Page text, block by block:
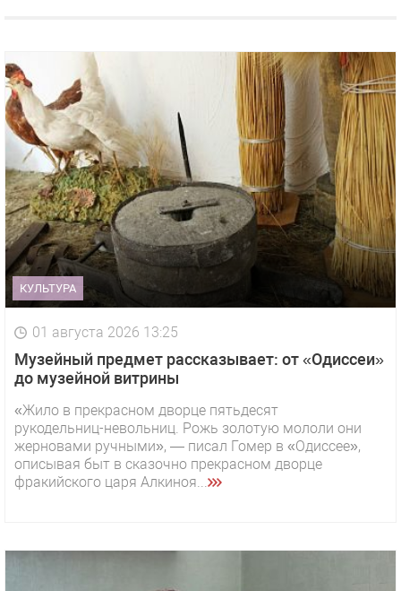
КУЛЬТУРА
01 августа 2026 13:25
Музейный предмет рассказывает: от «Одиссеи»
до музейной витрины
«Жило в прекрасном дворце пятьдесят
рукодельниц-невольниц. Рожь золотую мололи они
жерновами ручными», — писал Гомер в «Одиссее»,
описывая быт в сказочно прекрасном дворце
фракийского царя Алкиноя...